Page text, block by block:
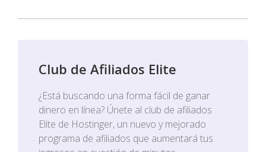
Club de Afiliados Elite
¿Está buscando una forma fácil de ganar
dinero en línea? Únete al club de afiliados
Elite de Hostinger, un nuevo y mejorado
programa de afiliados que aumentará tus